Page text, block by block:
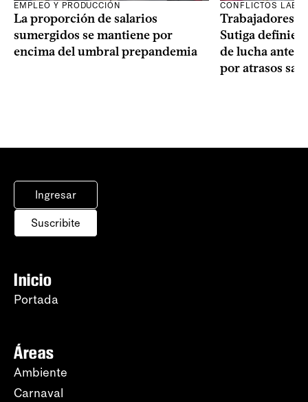
EMPLEO Y PRODUCCIÓN
La proporción de salarios
sumergidos se mantiene por
encima del umbral prepandemia
CONFLICTOS
Trabajadores
Sutiga
de lucha ante
por atrasos
Ingresar
Suscribite
Inicio
Portada
Áreas
Ambiente
Carnaval